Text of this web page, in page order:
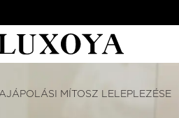
MÍTOSZ LELEPLEZÉSE